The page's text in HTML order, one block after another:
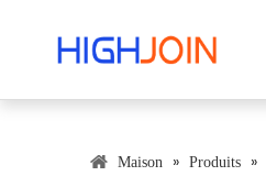
Maison » Produits »